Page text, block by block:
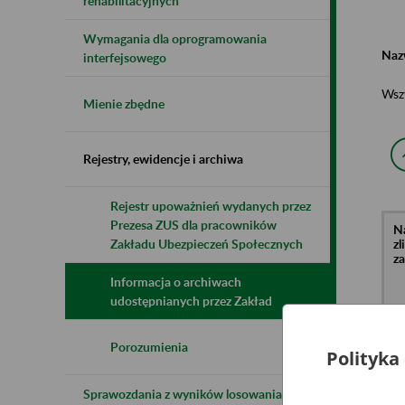
Wymagania dla oprogramowania
interfejsowego
Mienie zbędne
Rejestry, ewidencje i archiwa
Rejestr upoważnień wydanych przez
Prezesa ZUS dla pracowników
Zakładu Ubezpieczeń Społecznych
Informacja o archiwach
udostępnianych przez Zakład
Porozumienia
Sprawozdania z wyników losowania do
Polityka